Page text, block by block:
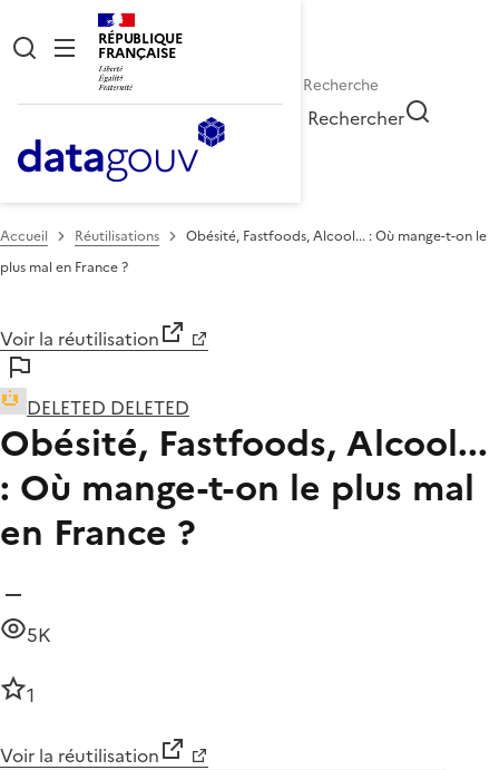
RÉPUBLIQUE
FRANÇAISE
Rechercher
Accueil Réutilisations
Obésité, Fastfoods, Alcool... : Où mange-t-on le
plus mal en France ?
Voir la réutilisation
DELETED DELETED
Obésité, Fastfoods, Alcool...
: Où mange-t-on le plus mal
en France ?
5K
1
Voir la réutilisation